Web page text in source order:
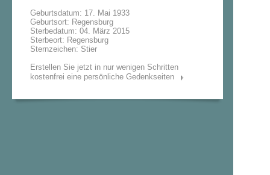
Geburtsdatum: 17. Mai 1933
Geburtsort: Regensburg
Sterbedatum: 04. März 2015
Sterbeort: Regensburg
Sternzeichen: Stier
Erstellen Sie jetzt in nur wenigen Schritten
kostenfrei eine persönliche Gedenkseiten